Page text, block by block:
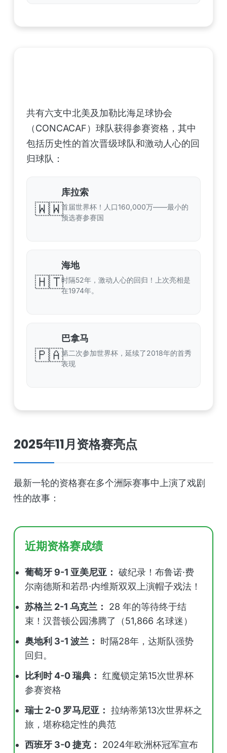
共有六支中北美及加勒比海足球协会
（CONCACAF）球队获得参赛资格，其中
包括历史性的首次晋级球队和激动人心的回
归球队：
🇼🇼
库拉索
首届世界杯！人口160,000万——最小的
预选赛参赛国
🇭🇹
海地
时隔52年，激动人心的回归！上次亮相是
在1974年。
🇵🇦
巴拿马
第二次参加世界杯，延续了2018年的首秀
表现
2025年11月资格赛亮点
最新一轮的资格赛在多个洲际赛事中上演了戏剧
性的故事：
近期资格赛成绩
葡萄牙 9-1 亚美尼亚： 破纪录！布鲁诺·费
尔南德斯和若昂·内维斯双双上演帽子戏法！
苏格兰 2-1 乌克兰：
28 年的等待终于结
束！汉普顿公园沸腾了（51,866 名球迷）
奥地利 3-1 波兰：
时隔28年，达斯队强势
回归。
比利时 4-0 瑞典： 红魔锁定第15次世界杯
参赛资格
瑞士 2-0 罗马尼亚： 拉纳蒂第13次世界杯之
旅，堪称稳定性的典范
西班牙 3-0 捷克：
2024年欧洲杯冠军宣布